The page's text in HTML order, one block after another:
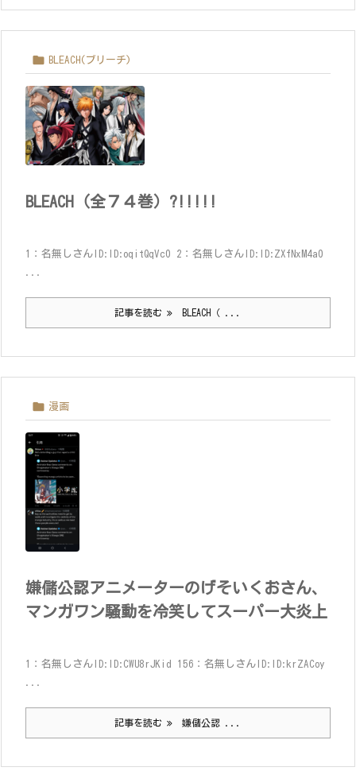
 BLEACH(ブリーチ)
BLEACH（全７４巻）?!!!!!
1：名無しさんID:ID:oqitQqVc0 2：名無しさんID:ID:ZXfNxM4a0
...
記事を読む BLEACH（ ...
 漫画
嫌儲公認アニメーターのげそいくおさん、
マンガワン騒動を冷笑してスーパー大炎上
1：名無しさんID:ID:CWU8rJKid 156：名無しさんID:ID:krZACoy
...
記事を読む 嫌儲公認 ...